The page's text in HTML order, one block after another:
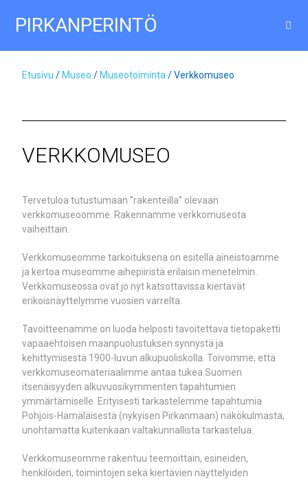
PIRKANPERINTÖ
Etusivu / Museo / Museotoiminta / Verkkomuseo
VERKKOMUSEO
Tervetuloa tutustumaan ”rakenteilla” olevaan
verkkomuseoomme. Rakennamme verkkomuseota
vaiheittain.
Verkkomuseomme tarkoituksena on esitellä aineistoamme
ja kertoa museomme aihepiiristä erilaisin menetelmin.
Verkkomuseossa ovat jo nyt katsottavissa kiertävät
erikoisnäyttelymme vuosien varrelta.
Tavoitteenamme on luoda helposti tavoitettava tietopaketti
vapaaehtoisen maanpuolustuksen synnystä ja
kehittymisestä 1900-luvun alkupuoliskolla. Toivomme, että
verkkomuseomateriaalimme antaa tukea Suomen
itsenäisyyden alkuvuosikymmenten tapahtumien
ymmärtämiselle. Erityisesti tarkastelemme tapahtumia
Pohjois-Hämäläisestä (nykyisen Pirkanmaan) näkökulmasta,
unohtamatta kuitenkaan valtakunnallista tarkastelua.
Verkkomuseomme rakentuu teemoittain, esineiden,
henkilöiden, toimintojen sekä kiertävien näyttelyiden